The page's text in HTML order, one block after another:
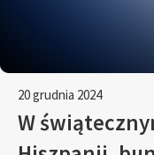
20 grudnia 2024
W